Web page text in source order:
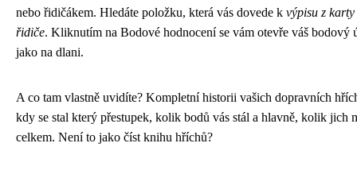
nebo řidičákem. Hledáte položku, která vás dovede k výpisu z karty
řidiče. Kliknutím na Bodové hodnocení se vám otevře váš bodový
jako na dlani.
A co tam vlastně uvidíte? Kompletní historii vašich dopravních
kdy se stal který přestupek, kolik bodů vás stál a hlavně, kolik jich
celkem. Není to jako číst knihu hříchů?